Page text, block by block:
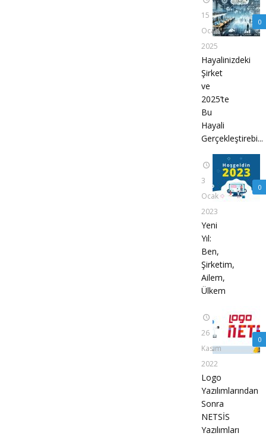
0
15
Ocak
2025
Hayalinizdeki
Şirket
ve
2025’te
Bu
Hayali
Gerçekleştirebi...
0
3
Ocak
2023
Yeni
Yıl:
Ben,
Şirketim,
Ailem,
Ülkem
0
26
Kasım
2022
Logo
Yazılımlarından
Sonra
NETSİS
Yazılımları